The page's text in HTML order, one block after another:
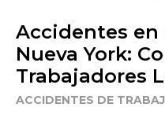
Accidentes en
Nueva York:
Trabajadores
ACCIDENTES DE